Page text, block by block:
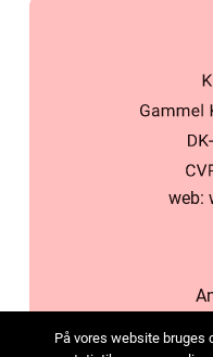
web:
På vores website bruges